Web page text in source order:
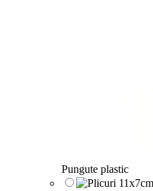
Pungute plastic